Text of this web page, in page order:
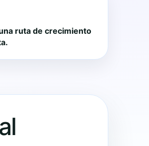
ruta de crecimiento